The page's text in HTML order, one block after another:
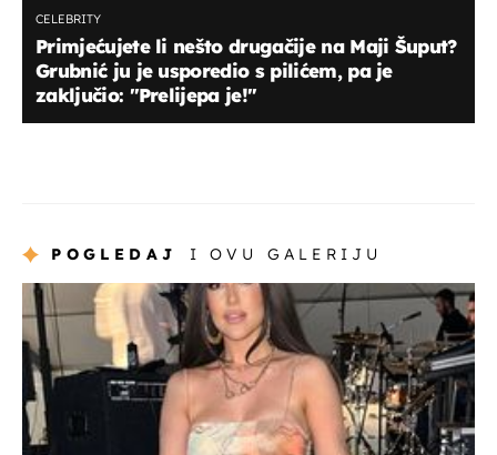
CELEBRITY
Primjećujete li nešto drugačije na Maji Šuput?
Grubnić ju je usporedio s pilićem, pa je
zaključio: "Prelijepa je!"
POGLEDAJ I OVU GALERIJU